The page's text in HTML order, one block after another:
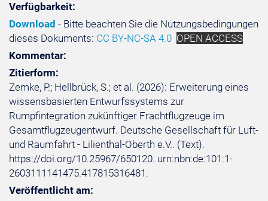
Verfügbarkeit:
Download - Bitte beachten Sie die Nutzungsbedingungen
dieses Dokuments: CC BY-NC-SA 4.0 OPEN ACCESS
Kommentar:
Zitierform:
Zemke, P.; Hellbrück, S.; et al. (2026): Erweiterung eines
wissensbasierten Entwurfssystems zur
Rumpfintegration zukünftiger Frachtflugzeuge im
Gesamtflugzeugentwurf. Deutsche Gesellschaft für Luft-
und Raumfahrt - Lilienthal-Oberth e.V.. (Text).
https://doi.org/10.25967/650120. urn:nbn:de:101:1-
2603111141475.417815316481.
Veröffentlicht am: